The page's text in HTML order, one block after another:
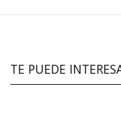
TE PUEDE